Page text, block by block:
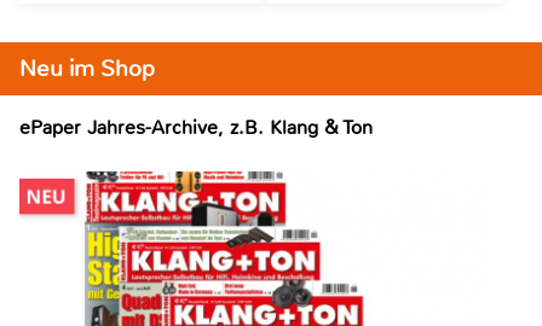
Neu im Shop
ePaper Jahres-Archive, z.B. Klang & Ton